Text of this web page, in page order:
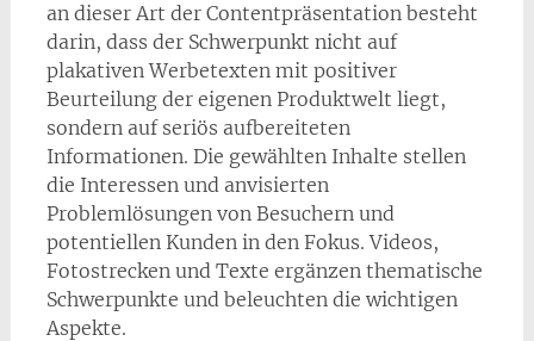
an dieser Art der Contentpräsentation besteht
darin, dass der Schwerpunkt nicht auf
plakativen Werbetexten mit positiver
Beurteilung der eigenen Produktwelt liegt,
sondern auf seriös aufbereiteten
Informationen. Die gewählten Inhalte stellen
die Interessen und anvisierten
Problemlösungen von Besuchern und
potentiellen Kunden in den Fokus. Videos,
Fotostrecken und Texte ergänzen thematische
Schwerpunkte und beleuchten die wichtigen
Aspekte.